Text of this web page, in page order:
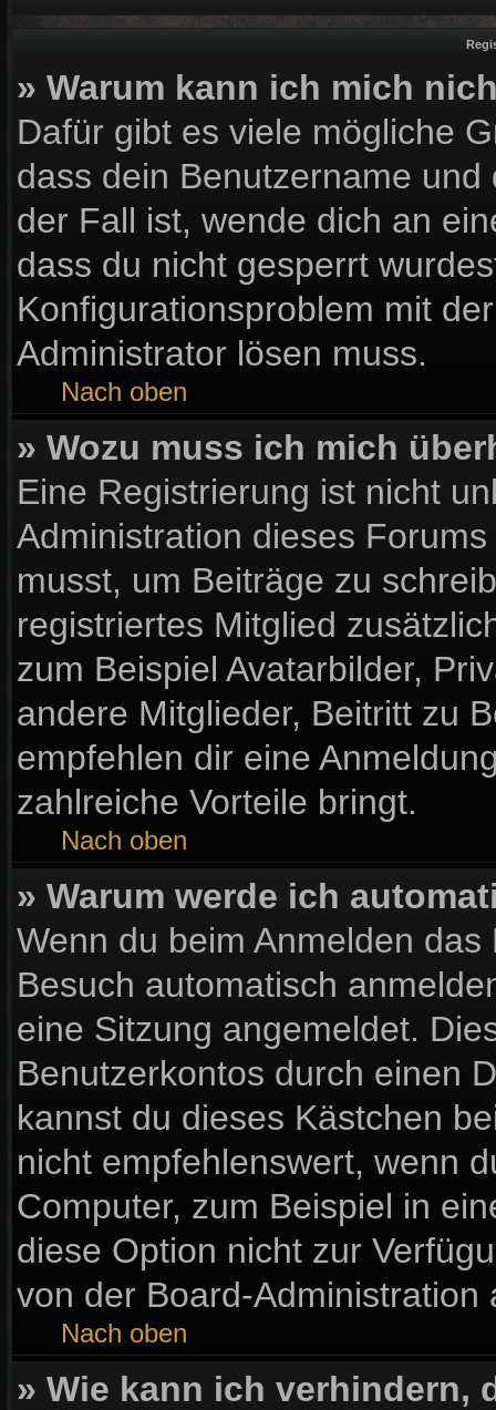
» Warum kann ich mich
Dafür gibt es viele mögliche
dass dein Benutzername
der Fall ist, wende dich an
dass du nicht gesperrt
Konfigurationsproblem mit
Administrator lösen muss.
Nach oben
» Wozu muss ich mich
Eine Registrierung ist nicht
Administration dieses
musst, um Beiträge zu
registriertes Mitglied
zum Beispiel Avatarbilder,
andere Mitglieder, Beitritt zu
empfehlen dir eine
zahlreiche Vorteile bringt.
Nach oben
» Warum werde ich
Wenn du beim Anmelden
Besuch automatisch
eine Sitzung angemeldet.
Benutzerkontos durch einen
kannst du dieses Kästchen
nicht empfehlenswert, wenn
Computer, zum Beispiel in
diese Option nicht zur
von der Board-Administration
Nach oben
» Wie kann ich verhindern,